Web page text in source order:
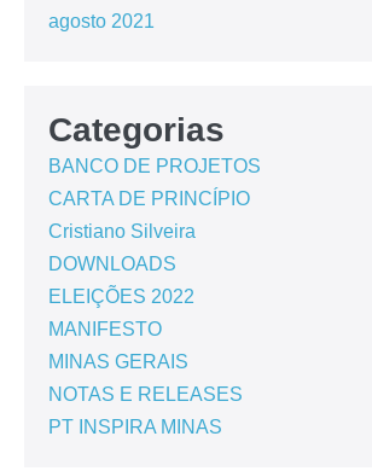
agosto 2021
Categorias
BANCO DE PROJETOS
CARTA DE PRINCÍPIO
Cristiano Silveira
DOWNLOADS
ELEIÇÕES 2022
MANIFESTO
MINAS GERAIS
NOTAS E RELEASES
PT INSPIRA MINAS